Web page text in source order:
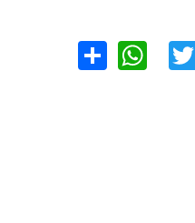
Facebook
Twitter
WhatsApp